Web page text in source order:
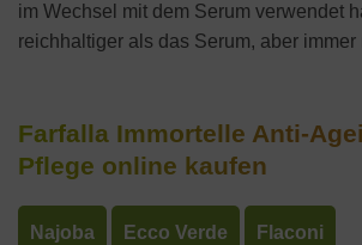
im Wechsel mit dem Serum verwendet
reichhaltiger als das Serum, aber immer
Farfalla Immortelle Anti-
Pflege online kaufen
Najoba Ecco Verde Flaconi